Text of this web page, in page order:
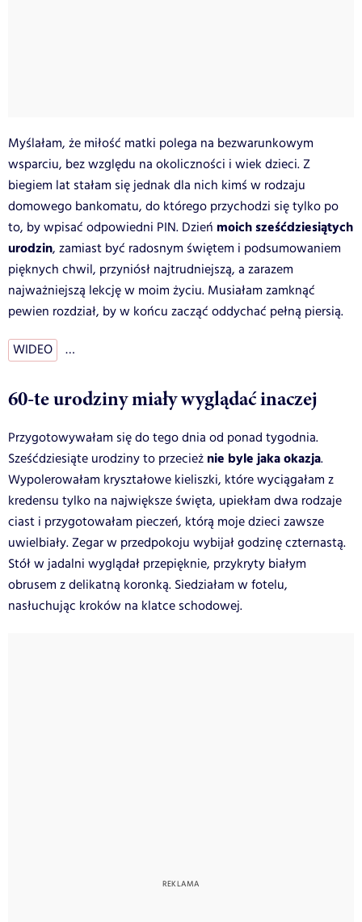
Myślałam, że miłość matki polega na bezwarunkowym
wsparciu, bez względu na okoliczności i wiek dzieci. Z
biegiem lat stałam się jednak dla nich kimś w rodzaju
domowego bankomatu, do którego przychodzi się tylko po
to, by wpisać odpowiedni PIN. Dzień moich sześćdziesiątych
urodzin, zamiast być radosnym świętem i podsumowaniem
pięknych chwil, przyniósł najtrudniejszą, a zarazem
najważniejszą lekcję w moim życiu. Musiałam zamknąć
pewien rozdział, by w końcu zacząć oddychać pełną piersią.
WIDEO …
60-te urodziny miały wyglądać inaczej
Przygotowywałam się do tego dnia od ponad tygodnia.
Sześćdziesiąte urodziny to przecież nie byle jaka okazja.
Wypolerowałam kryształowe kieliszki, które wyciągałam z
kredensu tylko na największe święta, upiekłam dwa rodzaje
ciast i przygotowałam pieczeń, którą moje dzieci zawsze
uwielbiały. Zegar w przedpokoju wybijał godzinę czternastą.
Stół w jadalni wyglądał przepięknie, przykryty białym
obrusem z delikatną koronką. Siedziałam w fotelu,
nasłuchując kroków na klatce schodowej.